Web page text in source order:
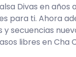
Divas en años
para ti. Ahora
secuencias
libres en Cha